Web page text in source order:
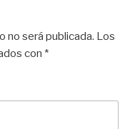
no será publicada. Los
con *